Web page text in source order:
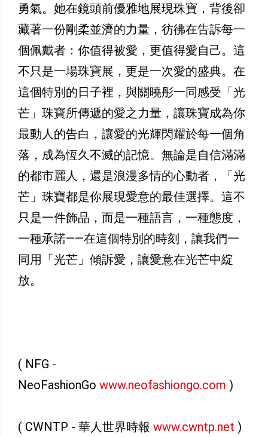
勇氣。她在鏡頭前優雅地展現珠寶，背後卻
藏著一份剛柔並濟的力量，彷彿在告訴每一
個佩戴者：你值得被愛，更值得愛自己。這
不只是一場珠寶展，更是一次愛的盛典。在
這個特別的日子裡，與關曉彤一同感受「光
芒」珠寶所傳遞的愛之力量，讓珠寶成為你
最動人的告白，讓愛的光輝閃耀於每一個角
落，成為恆久不滅的記憶。無論是自信滿滿
的都市麗人，還是浪漫多情的心動者，「光
芒」珠寶都是你展現愛意的最佳選擇。這不
只是一件飾品，而是一種語言，一種態度，
一種承諾——在這個特別的時刻，讓我們一
同用「光芒」傾訴愛，讓愛意在光芒中綻
放。
( NFG -
NeoFashionGo www.neofashiongo.com )
( CWNTP - 華人世界時報 www.cwntp.net )